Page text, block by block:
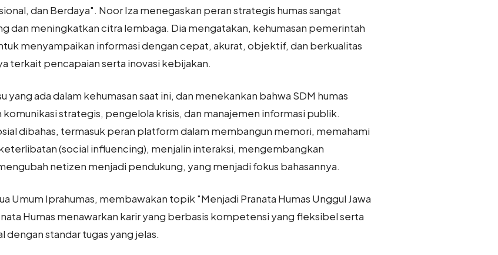
dan Berdaya". Noor Iza menegaskan peran strategis humas sangat
dan meningkatkan citra lembaga. Dia mengatakan, kehumasan pemerintah
menyampaikan informasi dengan cepat, akurat, objektif, dan berkualitas
terkait pencapaian serta inovasi kebijakan.
yang ada dalam kehumasan saat ini, dan menekankan bahwa SDM humas
strategis, pengelola krisis, dan manajemen informasi publik.
dibahas, termasuk peran platform dalam membangun memori, memahami
(social influencing), menjalin interaksi, mengembangkan
netizen menjadi pendukung, yang menjadi fokus bahasannya.
Umum Iprahumas, membawakan topik "Menjadi Pranata Humas Unggul Jawa
Humas menawarkan karir yang berbasis kompetensi yang fleksibel serta
standar tugas yang jelas.